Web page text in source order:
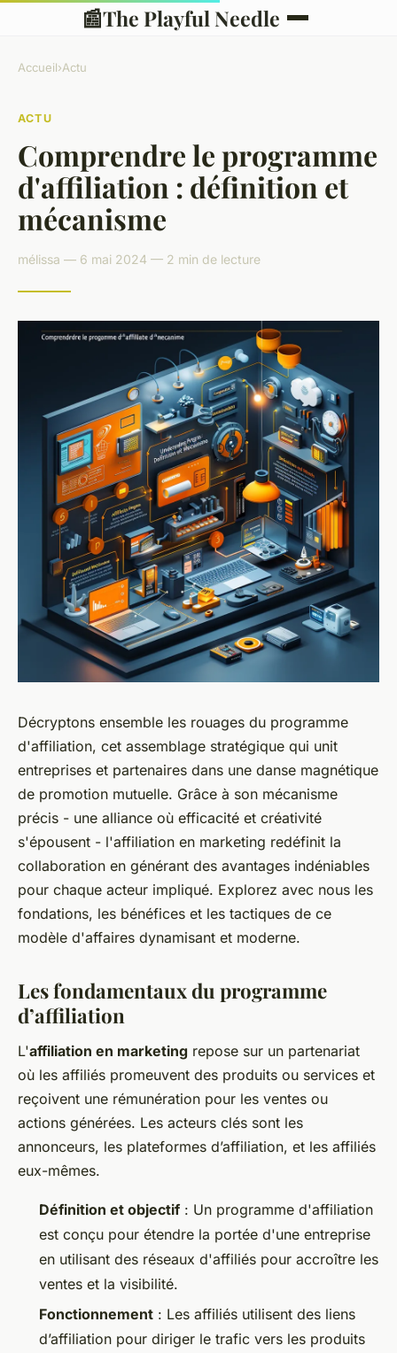
📰The Playful Needle
Accueil›Actu
ACTU
Comprendre le programme
d'affiliation : définition et
mécanisme
mélissa — 6 mai 2024 — 2 min de lecture
Décryptons ensemble les rouages du programme
d'affiliation, cet assemblage stratégique qui unit
entreprises et partenaires dans une danse magnétique
de promotion mutuelle. Grâce à son mécanisme
précis - une alliance où efficacité et créativité
s'épousent - l'affiliation en marketing redéfinit la
collaboration en générant des avantages indéniables
pour chaque acteur impliqué. Explorez avec nous les
fondations, les bénéfices et les tactiques de ce
modèle d'affaires dynamisant et moderne.
Les fondamentaux du programme
d’affiliation
L'affiliation en marketing repose sur un partenariat
où les affiliés promeuvent des produits ou services et
reçoivent une rémunération pour les ventes ou
actions générées. Les acteurs clés sont les
annonceurs, les plateformes d’affiliation, et les affiliés
eux-mêmes.
Définition et objectif: Un programme d'affiliation
est conçu pour étendre la portée d'une entreprise
en utilisant des réseaux d'affiliés pour accroître les
ventes et la visibilité.
Fonctionnement : Les affiliés utilisent des liens
d’affiliation pour diriger le trafic vers les produits